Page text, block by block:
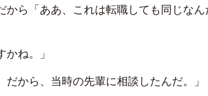
から「ああ、これは転職しても同じなん
かね。」
だから、当時の先輩に相談したんだ。」